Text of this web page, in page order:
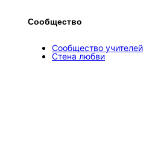
Сообщество
Сообщество учителей
Стена любви